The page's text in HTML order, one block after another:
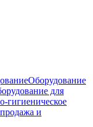
Оборудование
для
гигиеническое
и